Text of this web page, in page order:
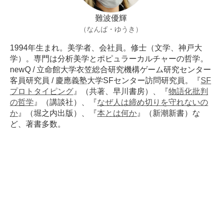
難波優輝
（なんば・ゆうき）
1994年生まれ。美学者、会社員。修士（文学、神戸大
学）。専門は分析美学とポピュラーカルチャーの哲学。
newQ / 立命館大学衣笠総合研究機構ゲーム研究センター
客員研究員 / 慶應義塾大学SFセンター訪問研究員。『SF
プロトタイピング 』（共著、早川書房）、『物語化批判
の哲学 』（講談社）、『なぜ人は締め切りを守れないの
か 』（堀之内出版）、『本とは何か 』（新潮新書）な
ど、著書多数。